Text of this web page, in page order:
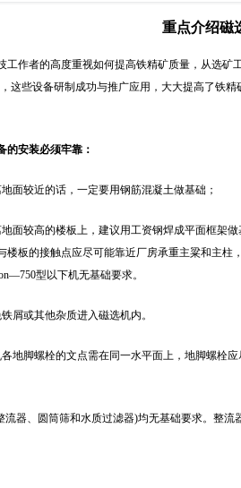
重点介绍磁
工作者的高度重视如何提高铁精矿质量，从选矿
这些设备研制成功与推广应用，大大提高了铁
的安装必须牢靠：
地面较近的话，一定要用钢筋混凝土做基础；
地面较高的楼板上，建议用工资钢焊成平面框架
楼板的接触点应尽可能靠近厂房承重主粱和主
型以下机无基础要求。
屑或其他杂质进入磁选机内。
各地脚螺栓的文点需在同一水平面上，地脚螺栓
流器、圆筒筛和水质过滤器)均无基础要求。整